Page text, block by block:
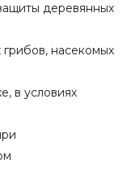
деревянных
насекомых
в условиях